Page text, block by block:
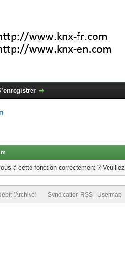
à cette fonction correctement ?
(Archivé) Syndication RSS Usermap